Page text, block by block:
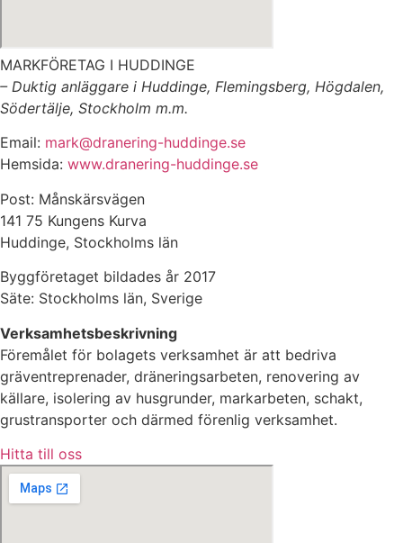
MARKFÖRETAG I HUDDINGE
– Duktig anläggare i Huddinge, Flemingsberg, Högdalen,
Södertälje, Stockholm m.m.
Email: mark@dranering-huddinge.se
Hemsida: www.dranering-huddinge.se
Post: Månskärsvägen
141 75 Kungens Kurva
Huddinge, Stockholms län
Byggföretaget bildades år 2017
Säte: Stockholms län, Sverige
Verksamhetsbeskrivning
Föremålet för bolagets verksamhet är att bedriva
gräventreprenader, dräneringsarbeten, renovering av
källare, isolering av husgrunder, markarbeten, schakt,
grustransporter och därmed förenlig verksamhet.
Hitta till oss